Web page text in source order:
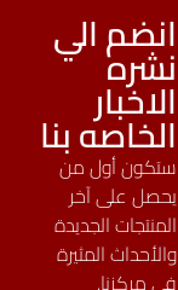
انضم الي
نشره
الاخبار
الخاصه بنا
ستكون أول من
يحصل على آخر
المنتجات الجديدة
والأحداث المثيرة
في مركزنا.